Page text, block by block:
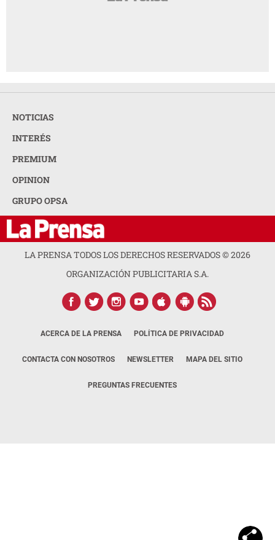
NOTICIAS
INTERÉS
PREMIUM
OPINION
GRUPO OPSA
LA PRENSA TODOS LOS DERECHOS RESERVADOS ©2026
ORGANIZACIÓN PUBLICITARIA S.A.
ACERCA DE LA PRENSA POLÍTICA DE PRIVACIDAD
CONTACTA CON NOSOTROS NEWSLETTER MAPA DEL SITIO
PREGUNTAS FRECUENTES